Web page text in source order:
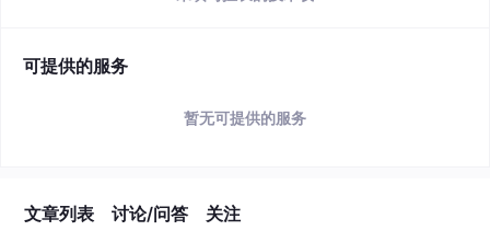
可提供的服务
暂无可提供的服务
文章列表 讨论/问答 关注